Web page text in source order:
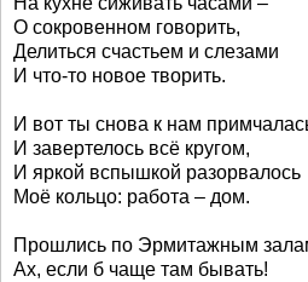
О сокровенном говорить,
Делиться счастьем и слезами
И что-то новое творить.
И вот ты снова к нам
И завертелось всё кругом,
И яркой вспышкой разорвалось
Моё кольцо: работа – дом.
Прошлись по Эрмитажным
Ах, если б чаще там бывать!